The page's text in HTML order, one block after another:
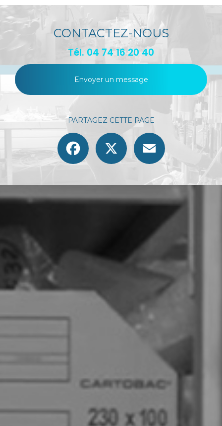
CONTACTEZ-NOUS
Tél. 04 74 16 20 40
Envoyer un message
PARTAGEZ CETTE PAGE
Facebook